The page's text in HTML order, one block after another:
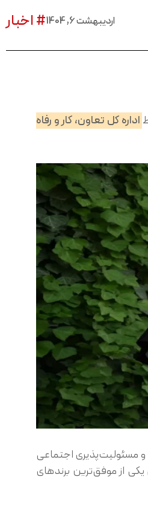
اردیبهشت 6, 1404 # اخبار
اداره کل تعاون، کار و رفاه
و مسئولیت‌پذیری اجتماعی
از موفق‌ترین برندهای